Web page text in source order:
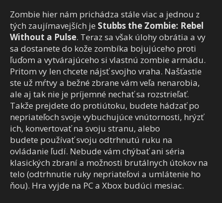
Zombie hier nám prichádza stále viac a jednou z
tých zaujímavejších je Stubbs the Zombie: Rebel
Without a Pulse. Teraz sa však úlohy obrátia a vy
sa dostanete do kože zombíka bojujúceho proti
ľuďom a vytvárajúceho si vlastnú zombie armádu.
Pritom vy len chcete nájsť svojho vraha. Našťastie
ste už mŕtvy a bežné zbrane vám veľa nenarobia,
ale aj tak nie je príjemné nechať sa rozstrieľať.
Takže prejdete do protiútoku, budete hádzať po
nepriateľoch svoje vybuchujúce vnútornosti, hrýzť
ich, konvertovať na svoju stranu, alebo
budete používať svoju odtrhnutú ruku na
ovládanie ľudí. Nebude vám chýbať ani séria
klasických zbraní a možnosti brutálnych útokov na
telo (odtrhnutie ruky nepriateľovi a umlátenie ho
ňou). Hra vyjde na PC a Xbox budúci mesiac.